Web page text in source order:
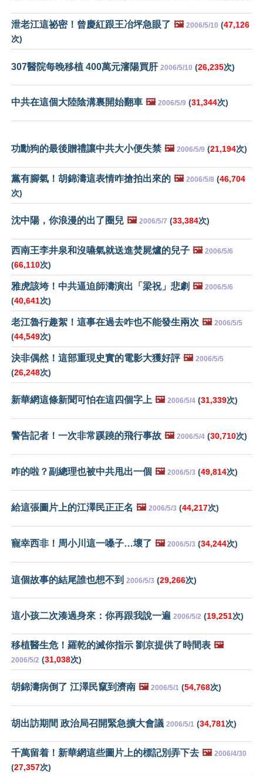
泄老江這祕密！曾慶紅跟王冶坪急眼了 🖼️ 2006/5/10 (47,126
次)
307醫院每晚移植 400萬元瀋陽買肝 2006/5/10 (26,235次)
中共在這個大陸陰溝裏開始翻車 🖼️ 2006/5/9 (31,344次)
功勳狗的最後贈禮讓中共大小便失禁 🖼️ 2006/5/9 (21,194次)
黨有腳氣！胡錦濤這表情咋搶拍出來的 🖼️ 2006/5/8 (46,704
次)
沈中陽，你浪漫的出了圈兒 🖼️ 2006/5/7 (33,384次)
西南王李井泉和沒嚥氣就送進焚屍爐的兒子 🖼️ 2006/5/6
(66,110次)
雅虎該垮！中共逼迫師濤演出「梁祝」悲劇 🖼️ 2006/5/6
(40,641次)
老江魯行趣絮！這事在過去咋也不能發生兩次 🖼️ 2006/5/5
(44,549次)
決非偶然！這部重現史實的電影大獲好評 🖼️ 2006/5/5
(26,248次)
新華網這條新聞可怕在這四個字上 🖼️ 2006/5/4 (31,339次)
警告記者！一次非常蹊蹺的飛行事故 🖼️ 2006/5/4 (30,710次)
咋的啦？副總理也被中共甩出一個 🖼️ 2006/5/3 (49,814次)
給這張圖片上的江澤民正正名 🖼️ 2006/5/3 (44,217次)
寵幸西非！周小川這一嗓子…壞了 🖼️ 2006/5/3 (34,244次)
這個故事的結尾誰也想不到 2006/5/3 (29,266次)
這小孩二次湊過身來：你再跟我說一遍 2006/5/2 (19,251次)
移植醫生危！羅乾的滅你指示 劉京提供了時間表 🖼️
2006/5/2 (31,038次)
胡錦濤病倒了 江澤民竄到濟南 🖼️ 2006/5/1 (54,768次)
胡出訪期間 政治局召開緊急擴大會議 2006/5/1 (34,781次)
千萬留着！新華網這些圖片上的標記別弄下去 🖼️ 2006/4/30
(27,357次)